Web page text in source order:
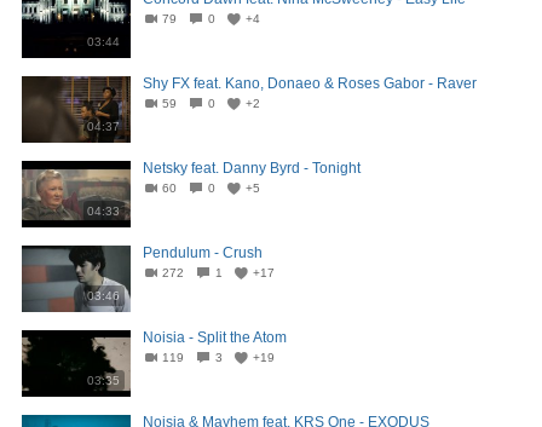
03:44
79 0 +4
04:37
Shy FX feat. Kano, Donaeo & Roses Gabor - Raver
59 0 +2
04:33
Netsky feat. Danny Byrd - Tonight
60 0 +5
03:46
Pendulum - Crush
272 1 +17
03:35
Noisia - Split the Atom
119 3 +19
Noisia & Mayhem feat. KRS One - EXODUS